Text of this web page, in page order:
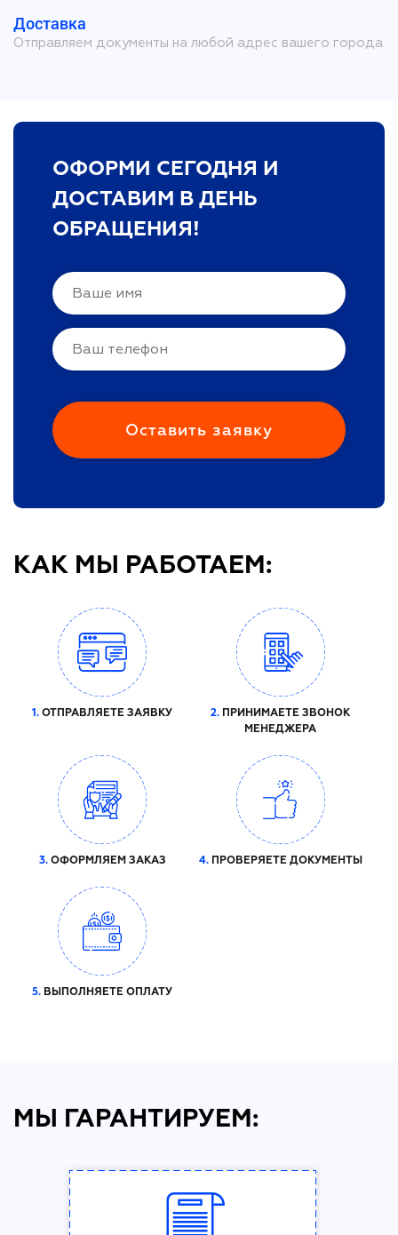
Доставка
Отправляем документы на любой адрес вашего города
ОФОРМИ СЕГОДНЯ И
ДОСТАВИМ В ДЕНЬ
ОБРАЩЕНИЯ!
КАК МЫ РАБОТАЕМ:
1. ОТПРАВЛЯЕТЕ ЗАЯВКУ 2. ПРИНИМАЕТЕ ЗВОНОК
МЕНЕДЖЕРА
3.ОФОРМЛЯЕМ ЗАКАЗ 4.ПРОВЕРЯЕТЕ ДОКУМЕНТЫ
5. ВЫПОЛНЯЕТЕ ОПЛАТУ
МЫ ГАРАНТИРУЕМ: